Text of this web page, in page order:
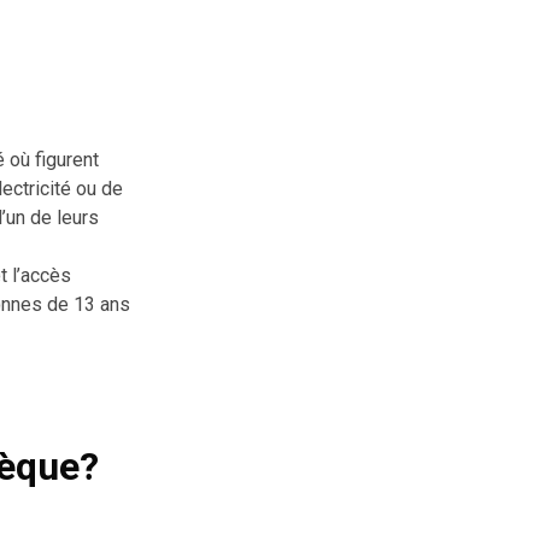
où figurent
ou de
de leurs
l’accès
de 13 ans